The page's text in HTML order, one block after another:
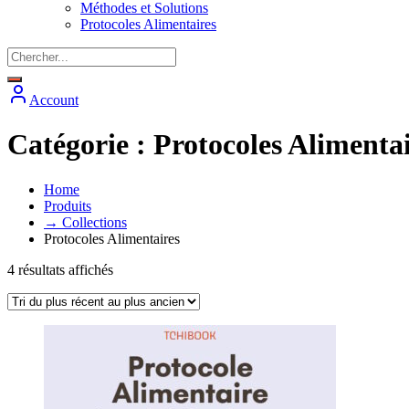
Méthodes et Solutions
Protocoles Alimentaires
Account
Catégorie : Protocoles
Home
Produits
→ Collections
Protocoles Alimentaires
4 résultats affichésTrié
plus
ancien